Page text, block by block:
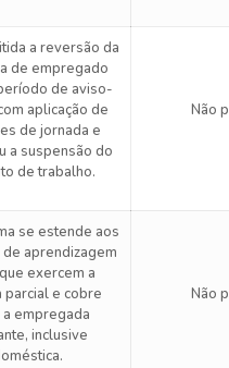
a reversão da
de empregado
de aviso-
aplicação de
de jornada e
a suspensão do
de trabalho.
Não
se estende aos
aprendizagem
exercem a
parcial e cobre
a empregada
inclusive
Não